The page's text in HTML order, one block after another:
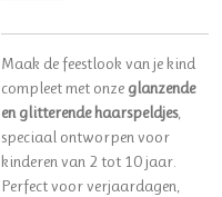
Maak de feestlook van je kind
compleet met onze glanzende
en glitterende haarspeldjes,
speciaal ontworpen voor
kinderen van 2 tot 10 jaar.
Perfect voor verjaardagen,